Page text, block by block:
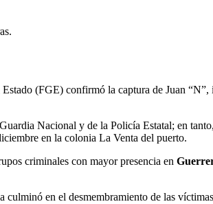
(FGE) confirmó la captura de Juan
Nacional y de la Policía Estatal; en
en la colonia La Venta del puerto.
criminales con mayor presencia en
en el desmembramiento de las